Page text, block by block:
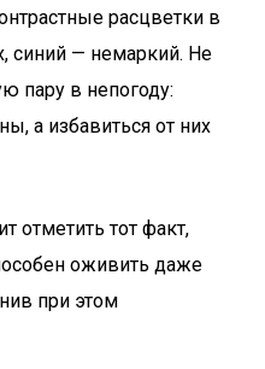
расцветки в
синий — немаркий. Не
пару в непогоду:
а избавиться от них
отметить тот факт,
оживить даже
при этом